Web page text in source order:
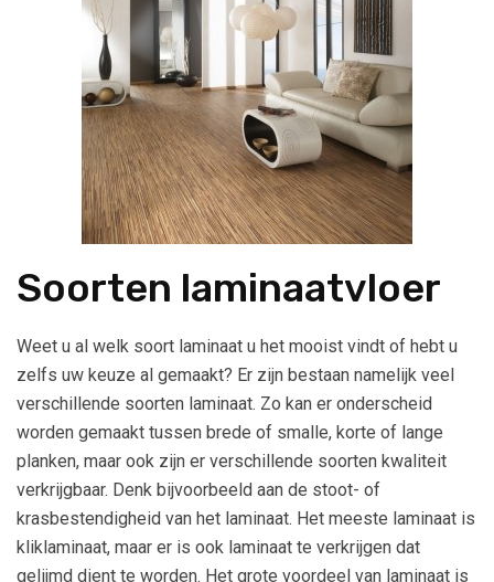
Soorten laminaatvloer
Weet u al welk soort laminaat u het mooist vindt of hebt u
zelfs uw keuze al gemaakt? Er zijn bestaan namelijk veel
verschillende soorten laminaat. Zo kan er onderscheid
worden gemaakt tussen brede of smalle, korte of lange
planken, maar ook zijn er verschillende soorten kwaliteit
verkrijgbaar. Denk bijvoorbeeld aan de stoot- of
krasbestendigheid van het laminaat. Het meeste laminaat is
kliklaminaat, maar er is ook laminaat te verkrijgen dat
gelijmd dient te worden. Het grote voordeel van laminaat is